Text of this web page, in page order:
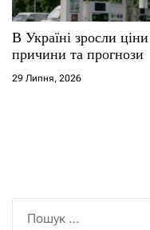
В Україні зросли
причини та прогнози
29 Липня, 2026